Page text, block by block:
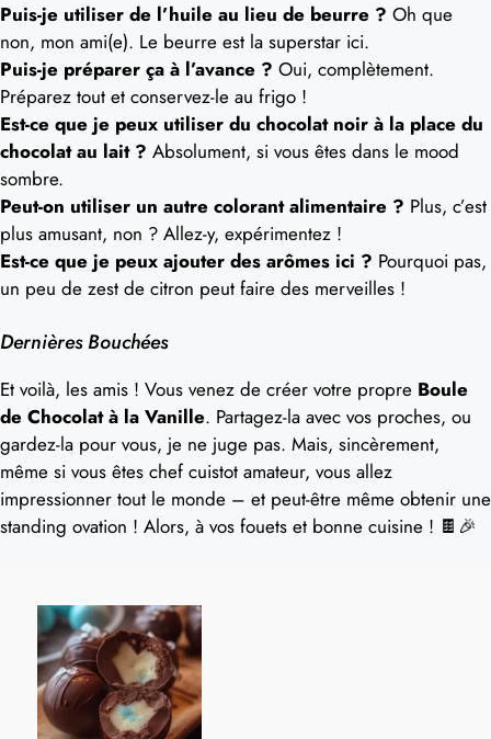
Puis-je utiliser de l’huile au lieu de beurre ? Oh que
non, mon ami(e). Le beurre est la superstar ici.
Puis-je préparer ça à l’avance ? Oui, complètement.
Préparez tout et conservez-le au frigo !
Est-ce que je peux utiliser du chocolat noir à la place du
chocolat au lait ? Absolument, si vous êtes dans le mood
sombre.
Peut-on utiliser un autre colorant alimentaire ? Plus, c’est
plus amusant, non ? Allez-y, expérimentez !
Est-ce que je peux ajouter des arômes ici ? Pourquoi pas,
un peu de zest de citron peut faire des merveilles !
Dernières Bouchées
Et voilà, les amis ! Vous venez de créer votre propre Boule
de Chocolat à la Vanille. Partagez-la avec vos proches, ou
gardez-la pour vous, je ne juge pas. Mais, sincèrement,
même si vous êtes chef cuistot amateur, vous allez
impressionner tout le monde – et peut-être même obtenir une
standing ovation ! Alors, à vos fouets et bonne cuisine ! 🍫🎉